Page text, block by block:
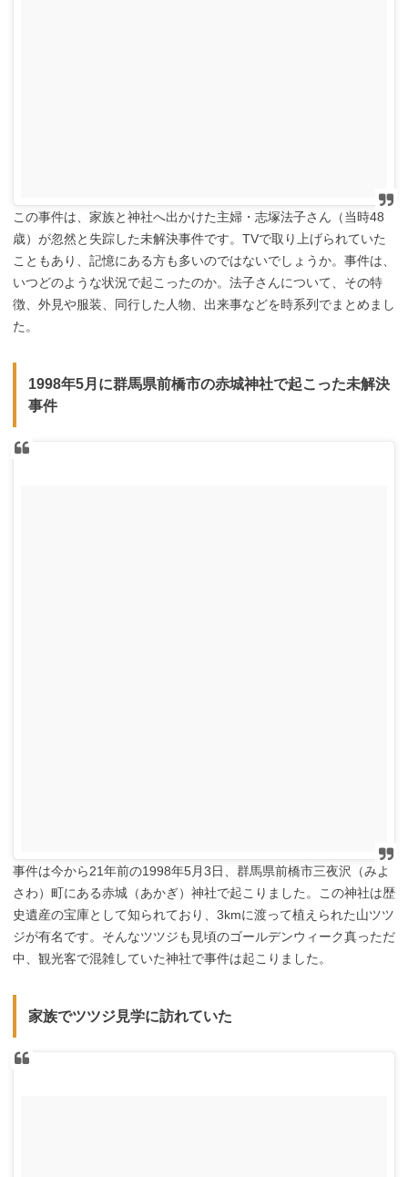
この事件は、家族と神社へ出かけた主婦・志塚法子さん（当時48
歳）が忽然と失踪した未解決事件です。TVで取り上げられていた
こともあり、記憶にある方も多いのではないでしょうか。事件は、
いつどのような状況で起こったのか。法子さんについて、その特
徴、外見や服装、同行した人物、出来事などを時系列でまとめまし
た。
1998年5月に群馬県前橋市の赤城神社で起こった未解決
事件
事件は今から21年前の1998年5月3日、群馬県前橋市三夜沢（みよ
さわ）町にある赤城（あかぎ）神社で起こりました。この神社は歴
史遺産の宝庫として知られており、3kmに渡って植えられた山ツツ
ジが有名です。そんなツツジも見頃のゴールデンウィーク真っただ
中、観光客で混雑していた神社で事件は起こりました。
家族でツツジ見学に訪れていた